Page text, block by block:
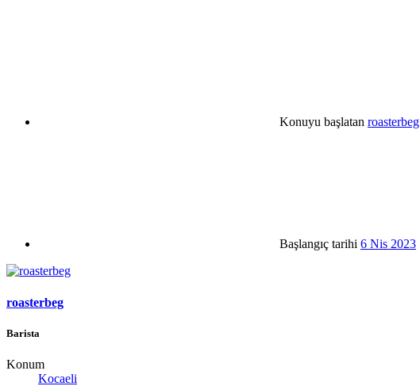
Konuyu başlatan roasterbeg
Başlangıç tarihi 6 Nis 2023
roasterbeg
Barista
Konum
Kocaeli